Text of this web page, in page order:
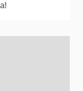
presenta gli